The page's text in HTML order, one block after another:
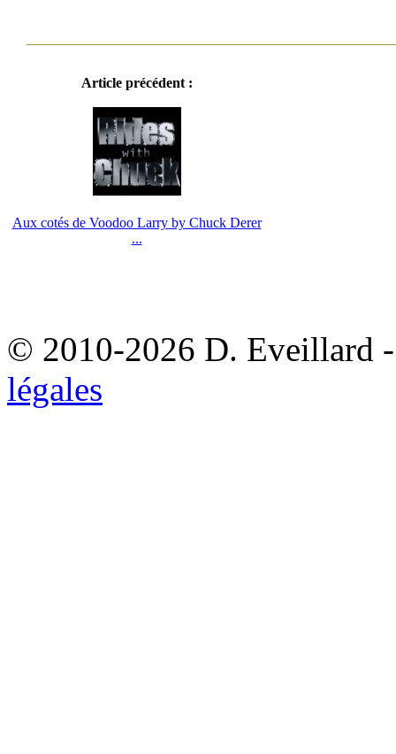
Article précédent :
Aux cotés de Voodoo Larry by Chuck Derer
...
© 2010-2026 D. Eveillard
légales